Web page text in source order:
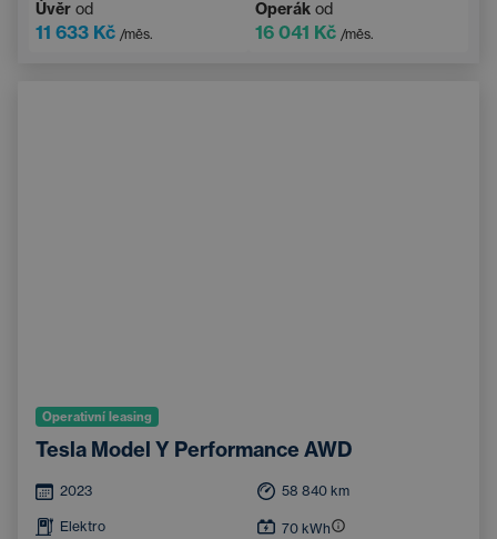
Úvěr od
11 633 Kč /měs.
Operák od
16 041 Kč /měs.
Operativní leasing
Tesla Model Y Performance AWD
2023 58 840 km
Elektro 70 kWh